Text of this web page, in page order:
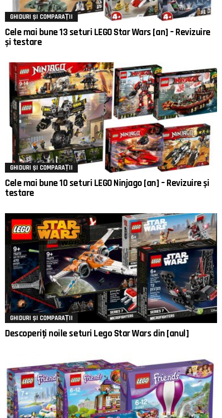
GHIDURI ȘI COMPARAȚII
Cele mai bune 13 seturi LEGO Star Wars [an] – Revizuire
și testare
GHIDURI ȘI COMPARAȚII
Cele mai bune 10 seturi LEGO Ninjago [an] – Revizuire și
testare
GHIDURI ȘI COMPARAȚII
Descoperiți noile seturi Lego Star Wars din [anul]